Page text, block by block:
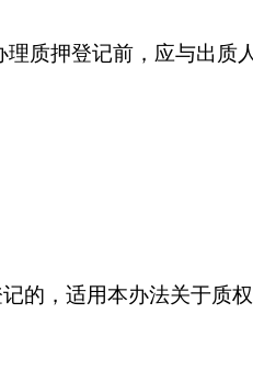
质押登记前，应与出质
的，适用本办法关于质